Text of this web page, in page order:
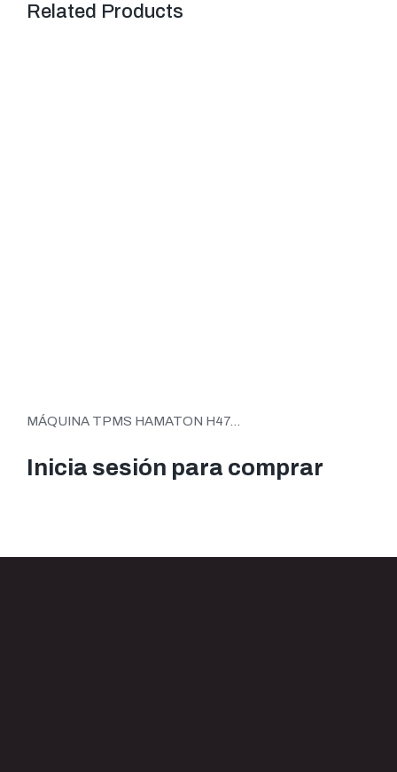
Related Products
MÁQUINA TPMS HAMATON H47...
Inicia sesión para comprar